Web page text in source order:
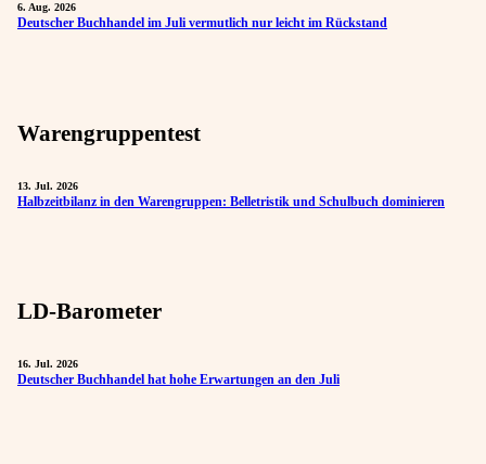
6. Aug. 2026
Deutscher Buchhandel im Juli vermutlich nur leicht im Rückstand
Warengruppentest
13. Jul. 2026
Halbzeitbilanz in den Warengruppen: Belletristik und Schulbuch dominieren
LD-Barometer
16. Jul. 2026
Deutscher Buchhandel hat hohe Erwartungen an den Juli